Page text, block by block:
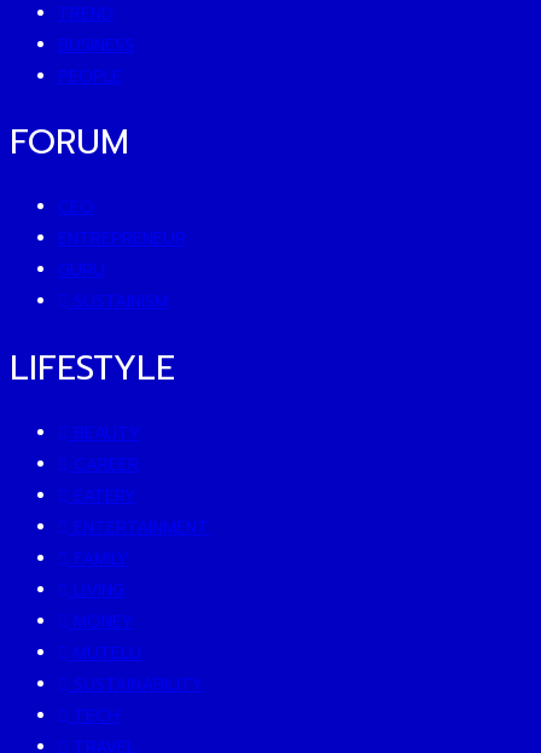
TREND
BUSINESS
PEOPLE
FORUM
CEO
ENTREPRENEUR
GURU
SUSTAINISM
LIFESTYLE
BEAUTY
CAREER
EATERY
ENTERTAINMENT
FAMILY
LIVING
MONEY
MUTELU
SUSTAINABILITY
TECH
TRAVEL